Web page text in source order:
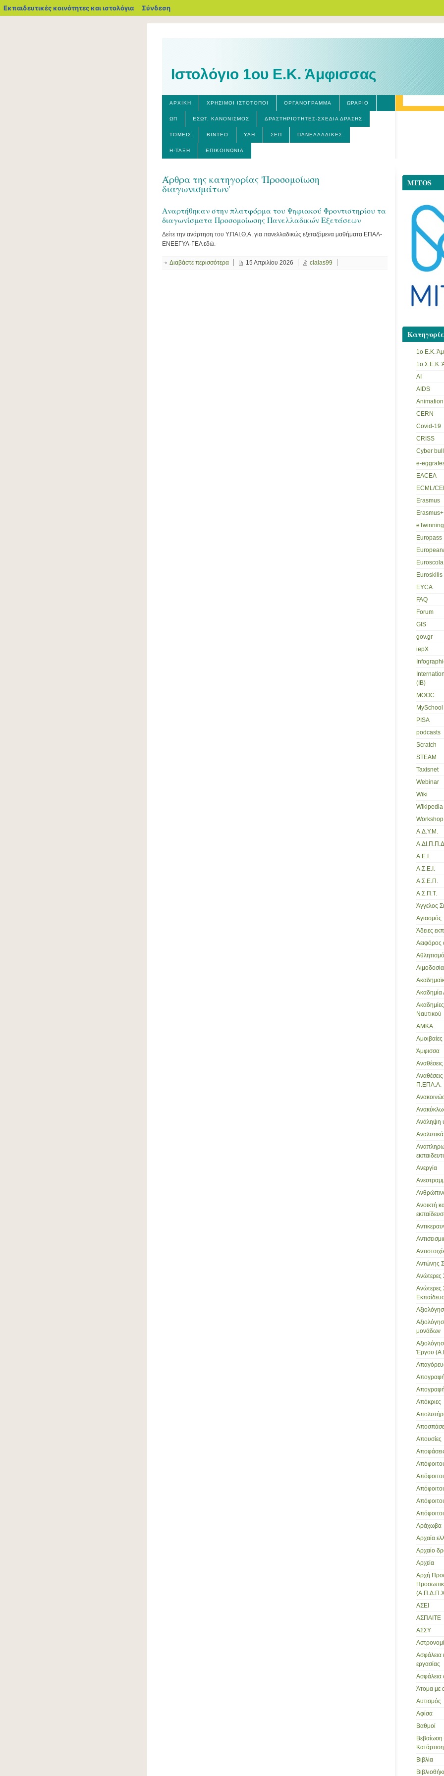
Εκπαιδευτικές κοινότητες και ιστολόγια blogs.sch.gr
Σύνδεση
Ιστολόγιο 1ου Ε.Κ. Άμφισσας
ΑΡΧΙΚΉ ΧΡΗΣΙΜΟΙ ΙΣΤΟΤΟΠΟΙ ΟΡΓΑΝΌΓΡΑΜΜΑ ΩΡΆΡΙΟ
ΩΠ ΕΣΩΤ. ΚΑΝΟΝΙΣΜΌΣ ΔΡΑΣΤΗΡΙΌΤΗΤΕΣ-ΣΧΈΔΙΑ ΔΡΆΣΗΣ
ΤΟΜΕΊΣ ΒΊΝΤΕΟ ΎΛΗ ΣΕΠ ΠΑΝΕΛΛΑΔΙΚΈΣ
Η-ΤΆΞΗ ΕΠΙΚΟΙΝΩΝΊΑ
Άρθρα της κατηγορίας 'Προσομοίωση
διαγωνισμάτων'
Αναρτήθηκαν στην πλατφόρμα του Ψηφιακού Φροντιστηρίου τα
διαγωνίσματα Προσομοίωσης Πανελλαδικών Εξετάσεων
Δείτε την ανάρτηση του Υ.ΠΑΙ.Θ.Α. για πανελλαδικώς εξεταζόμενα μαθήματα ΕΠΑΛ-
ΕΝΕΕΓΥΛ-ΓΕΛ εδώ.
Διαβάστε περισσότερα 15 Απριλίου 2026 clalas99
MITOS
1ο Ε.Κ.
1ο Σ.Ε.Κ.
AI
AIDS
Animation
CERN
Covid-19
CRISS
Cyber
e-
EACEA
ECML/
Erasmus
Erasmus+
eTwinning
Europass
Euroscola
Euroskills
EYCA
FAQ
Forum
GIS
gov.gr
iepX
(IB)
MOOC
MySchool
PISA
podcasts
Scratch
STEAM
Taxisnet
Webinar
Wiki
Wikipedia
Workshop
Α.Δ.Υ.Μ.
Α.Ε.Ι.
Α.Σ.Ε.Ι.
Α.Σ.Ε.Π.
Α.Σ.Π.Τ.
Άγγελος
Αγιασμός
Άδειες
Αειφόρος
Αιμοδοσία
Ναυτικού
ΑΜΚΑ
Αμοιβαίες
Άμφισσα
Π.ΕΠΑ.Λ.
Ανάληψη
Ανεργία
Ανοικτή
Αντώνης
Ανώτερες
Ανώτερες
μονάδων
Έργου
Απογραφή
Απόκριες
Απουσίες
Αράχωβα
Αρχαία
Αρχαίο
Αρχεία
Αρχή
ΑΣΕΙ
ΑΣΠΑΙΤΕ
ΑΣΣΥ
Ασφάλεια
εργασίας
Ασφάλεια
Άτομα με
Αυτισμός
Αφίσα
Βαθμοί
Βεβαίωση
Βιβλία